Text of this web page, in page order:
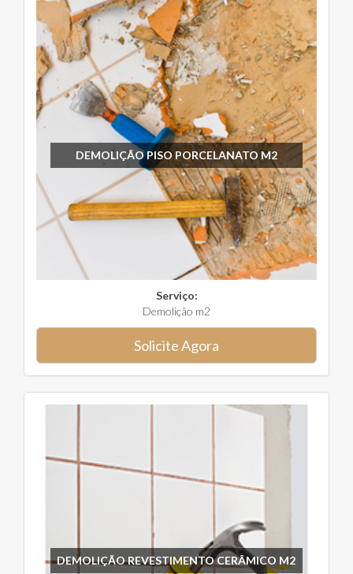
DEMOLIÇÃO PISO PORCELANATO M2
Serviço:
Demolição m2
Solicite Agora
DEMOLIÇÃO REVESTIMENTO CERÂMICO M2